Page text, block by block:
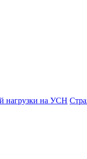
нагрузки на УСН